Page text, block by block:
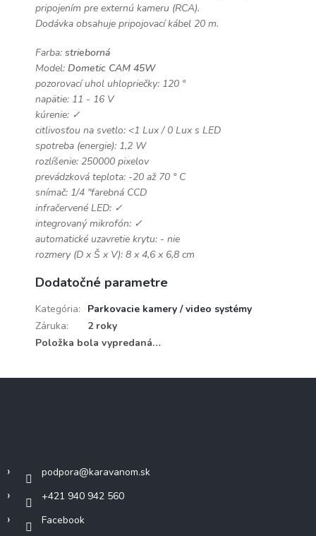
pripojením pre externú kameru (RCA).
Dodávka obsahuje pripojovací kábel 20 m.
Farba: strieborná
Model: Dometic CAM 45W
pozorovací uhol uhlopriečky: 120 °
napätie: 11 - 16 V
kúrenie: ✓
citlivosťou na svetlo: <1 Lux / 0 Lux s LED
spotreba (energie): 1,2 W
rozlíšenie: 250000 pixelov
prevádzková teplota: -20 až 70 ° C
snímač: 1/4 "farebná CCD
infračervené LED: ✓
integrovaný mikrofón: ✓
automatické uzavretie krytu: - nie
rozmery (D x Š x V): 8 x 4,6 x 6,8 cm
Dodatočné parametre
Kategória:
Parkovacie kamery / video systémy
Záruka:
2 roky
Položka bola vypredaná…
podpora@karavanom.sk
+421 940 942 560
Facebook